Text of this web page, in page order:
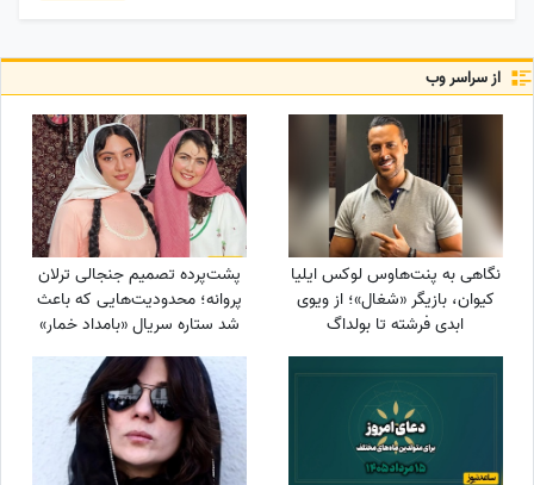
از سراسر وب
نگاهی به پنت‌هاوس لوکس ایلیا
کیوان، بازیگر «شغال»؛ از ویوی
ابدی فرشته تا بولداگ
دوست‌داشتنی و دکوراسیون
چشم‌نواز
پشت‌پرده تصمیم جنجالی ترلان
پروانه؛ محدودیت‌هایی که باعث
شد ستاره سریال «بامداد خمار»
دور رفیق‌بازی را خط بکشد!